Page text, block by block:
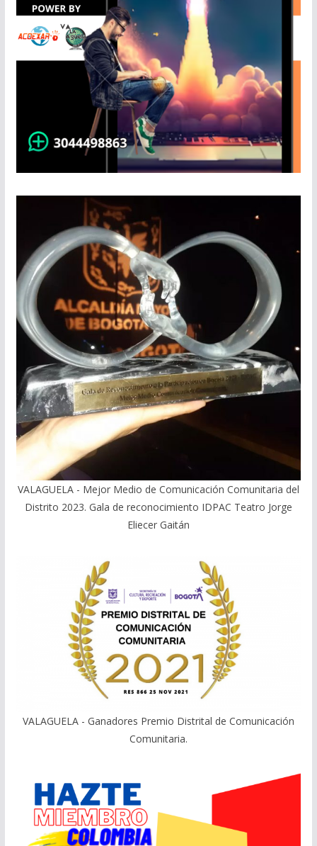
VALAGUELA - Mejor Medio de Comunicación Comunitaria del
Distrito 2023. Gala de reconocimiento IDPAC Teatro Jorge
Eliecer Gaitán
VALAGUELA - Ganadores Premio Distrital de Comunicación
Comunitaria.